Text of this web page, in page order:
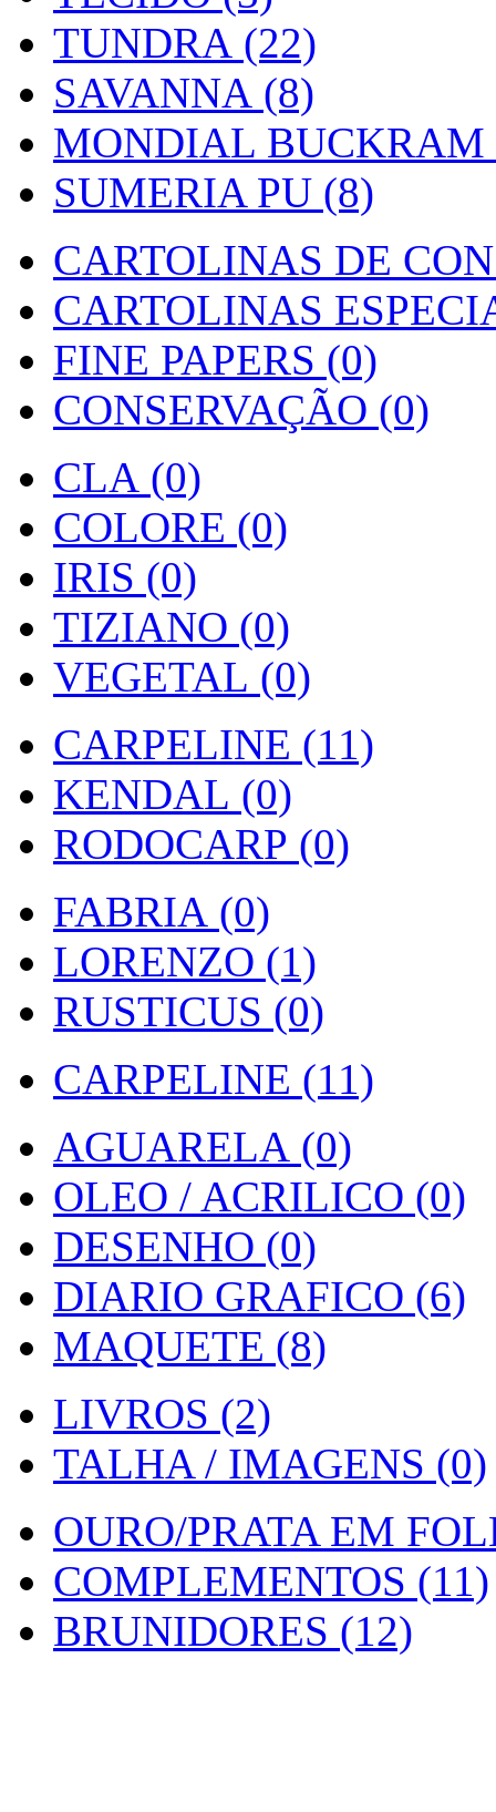
TUNDRA (22)
SAVANNA (8)
MONDIAL BUCKRAM
SUMERIA PU (8)
CARTOLINAS DE
CARTOLINAS
FINE PAPERS (0)
CONSERVAÇÃO (0)
CLA (0)
COLORE (0)
IRIS (0)
TIZIANO (0)
VEGETAL (0)
CARPELINE (11)
KENDAL (0)
RODOCARP (0)
FABRIA (0)
LORENZO (1)
RUSTICUS (0)
CARPELINE (11)
AGUARELA (0)
OLEO / ACRILICO (0)
DESENHO (0)
DIARIO GRAFICO (6)
MAQUETE (8)
LIVROS (2)
TALHA / IMAGENS (0)
OURO/PRATA EM
COMPLEMENTOS (11)
BRUNIDORES (12)